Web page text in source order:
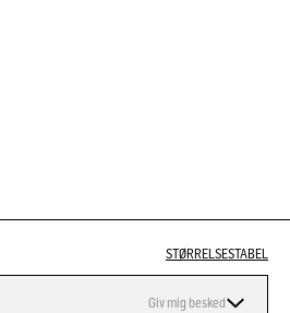
STØRRELSESTABEL
Giv mig besked